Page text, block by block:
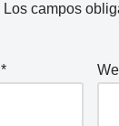
Los campos
*